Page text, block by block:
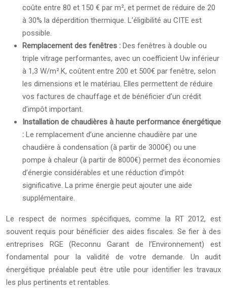
coûte entre 80 et 150 € par m², et permet de réduire de 20
à 30% la déperdition thermique. L’éligibilité au CITE est
possible.
Remplacement des fenêtres : Des fenêtres à double ou
triple vitrage performantes, avec un coefficient Uw inférieur
à 1,3 W/m².K, coûtent entre 200 et 500€ par fenêtre, selon
les dimensions et le matériau. Elles permettent de réduire
vos factures de chauffage et de bénéficier d’un crédit
d’impôt important.
Installation de chaudières à haute performance énergétique
: Le remplacement d’une ancienne chaudière par une
chaudière à condensation (à partir de 3000€) ou une
pompe à chaleur (à partir de 8000€) permet des économies
d’énergie considérables et une réduction d’impôt
significative. La prime énergie peut ajouter une aide
supplémentaire.
Le respect de normes spécifiques, comme la RT 2012, est
souvent requis pour bénéficier des aides fiscales. Se fier à des
entreprises RGE (Reconnu Garant de l’Environnement) est
fondamental pour la validité de votre demande. Un audit
énergétique préalable peut être utile pour identifier les travaux
les plus pertinents et rentables.